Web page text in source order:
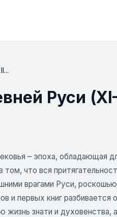
Руси
– эпоха, обладающая
том, что вся
врагами Руси,
и первых книг
жизнь знати и